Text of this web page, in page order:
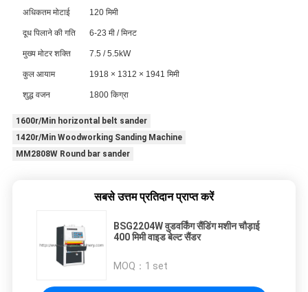
अधिकतम मोटाई 120 मिमी
दूध पिलाने की गति 6-23 मी / मिनट
मुख्य मोटर शक्ति 7.5 / 5.5kW
कुल आयाम 1918 × 1312 × 1941 मिमी
शुद्ध वजन 1800 किग्रा
1600r/Min horizontal belt sander
1420r/Min Woodworking Sanding Machine
MM2808W Round bar sander
सबसे उत्तम प्रतिदान प्राप्त करें
BSG2204W वुडवर्किंग सैंडिंग मशीन चौड़ाई
400 मिमी वाइड बेल्ट सैंडर
MOQ： 1 set